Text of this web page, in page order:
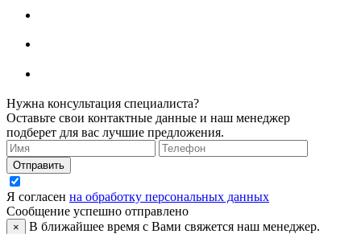
Нужна консультация специалиста?
Оставьте свои контактные данные и наш менеджер
подберет для вас лучшие предложения.
Я согласен на обработку персональных данных
Сообщение успешно отправлено
×
В ближайшее время с Вами свяжется наш менеджер.